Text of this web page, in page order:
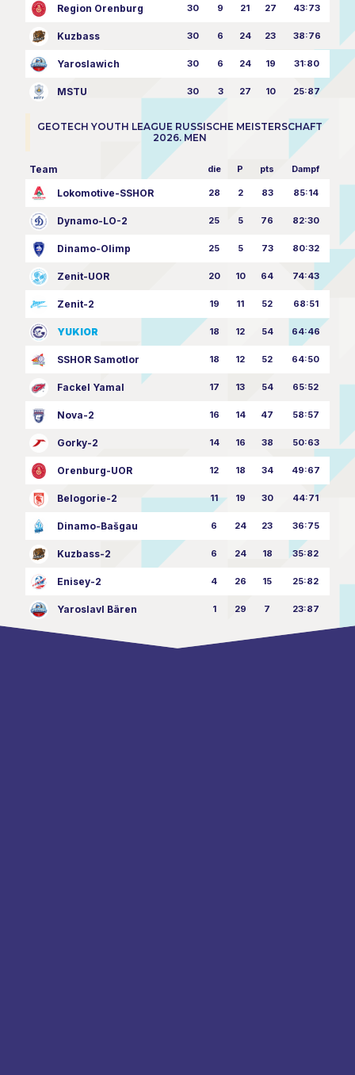
Region Orenburg 30 9 21 27 43:73
Kuzbass 30 6 24 23 38:76
Yaroslawich 30 6 24 19 31:80
MSTU 30 3 27 10 25:87
GEOTECH YOUTH LEAGUE RUSSISCHE MEISTERSCHAFT
2026. MEN
Team die P pts Dampf
Lokomotive-SSHOR 28 2 83 85:14
Dynamo-LO-2 25 5 76 82:30
Dinamo-Olimp 25 5 73 80:32
Zenit-UOR 20 10 64 74:43
Zenit-2 19 11 52 68:51
YUKIOR 18 12 54 64:46
SSHOR Samotlor 18 12 52 64:50
Fackel Yamal 17 13 54 65:52
Nova-2 16 14 47 58:57
Gorky-2 14 16 38 50:63
Orenburg-UOR 12 18 34 49:67
Belogorie-2 11 19 30 44:71
Dinamo-Bašgau 6 24 23 36:75
Kuzbass-2 6 24 18 35:82
Enisey-2 4 26 15 25:82
Yaroslavl Bären 1 29 7 23:87